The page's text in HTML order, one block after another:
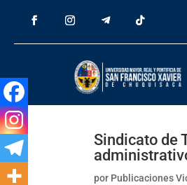
Sindicato de
por Publicaciones